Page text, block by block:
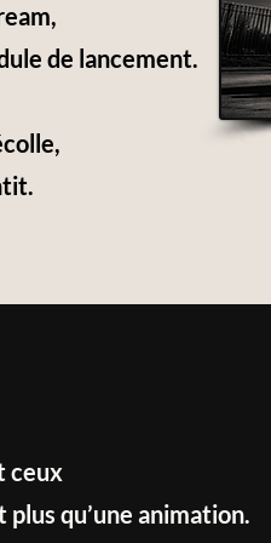
de lancement.
ceux
qu’une animation.